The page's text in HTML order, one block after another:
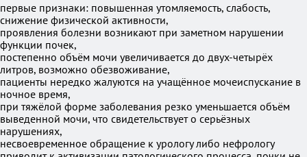
первые признаки: повышенная утомляемость, слабость,
снижение физической активности,
проявления болезни возникают при заметном нарушении
функции почек,
постепенно объём мочи увеличивается до двух-четырёх
литров, возможно обезвоживание,
пациенты нередко жалуются на учащённое мочеиспускание в
ночное время,
при тяжёлой форме заболевания резко уменьшается объём
выведенной мочи, что свидетельствует о серьёзных
нарушениях,
несвоевременное обращение к урологу либо нефрологу